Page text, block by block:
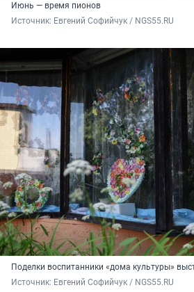
Июнь — время пионов
Источник: Евгений Софийчук / NGS55.RU
Поделки воспитанники «дома культуры»
Источник: Евгений Софийчук / NGS55.RU